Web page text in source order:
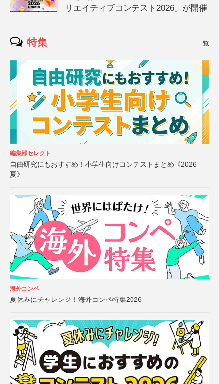
リエイティブコンテスト2026」が開催
特集 一覧
編集部セレクト
自由研究にもおすすめ！小学生向けコンテストまとめ《2026
夏》
海外コンペ
夏休みにチャレンジ！海外コンペ特集2026